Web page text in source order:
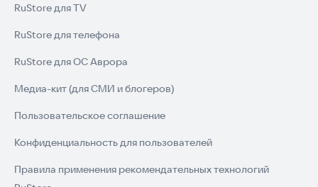
RuStore для TV
RuStore для телефона
RuStore для ОС Аврора
Медиа-кит (для СМИ и блогеров)
Пользовательское соглашение
Конфиденциальность для пользователей
Правила применения рекомендательных технологий